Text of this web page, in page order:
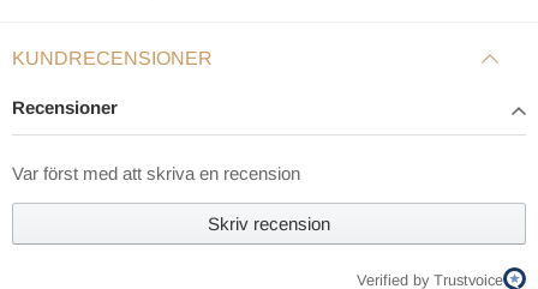
KUNDRECENSIONER
Recensioner
Var först med att skriva en recension
Skriv recension
Verified by Trustvoice